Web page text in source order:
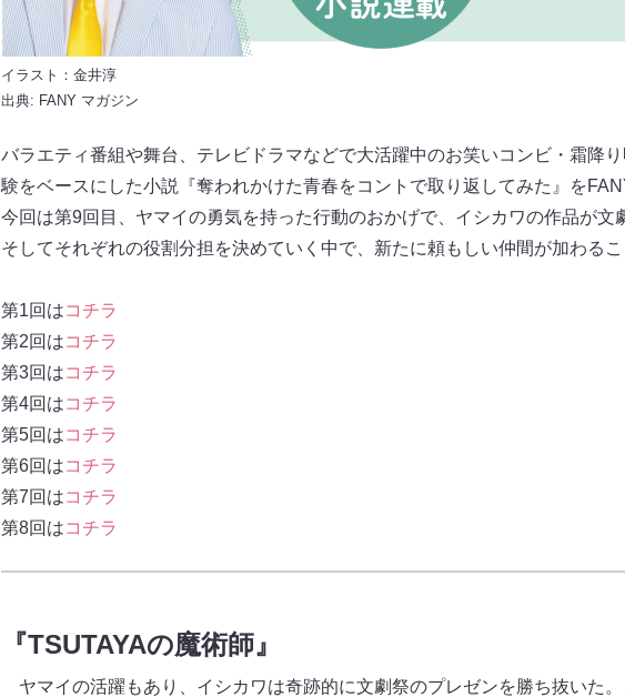
イラスト：金井淳
出典: FANY マガジン
バラエティ番組や舞台、テレビドラマなどで大活躍中のお笑いコンビ・霜降
験をベースにした小説『奪われかけた青春をコントで取り返してみた』を
今回は第9回目、ヤマイの勇気を持った行動のおかげで、イシカワの作品が文
そしてそれぞれの役割分担を決めていく中で、新たに頼もしい仲間が加わるこ
第1回はコチラ
第2回はコチラ
第3回はコチラ
第4回はコチラ
第5回はコチラ
第6回はコチラ
第7回はコチラ
第8回はコチラ
『TSUTAYAの魔術師』
ヤマイの活躍もあり、イシカワは奇跡的に文劇祭のプレゼンを勝ち抜いた